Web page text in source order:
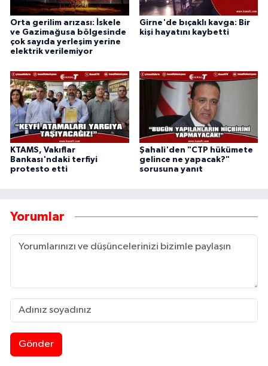
Orta gerilim arızası: İskele
ve Gazimağusa bölgesinde
çok sayıda yerleşim yerine
elektrik verilemiyor
Girne'de bıçaklı kavga: Bir
kişi hayatını kaybetti
KTAMS, Vakıflar
Bankası'ndaki terfiyi
protesto etti
Şahali'den "CTP hükümete
gelince ne yapacak?"
sorusuna yanıt
Yorumlar
Gönder